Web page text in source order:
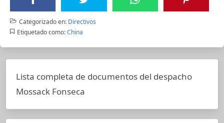
Categorizado en: Directivos
Etiquetado como: China
Lista completa de documentos del despacho
Mossack Fonseca